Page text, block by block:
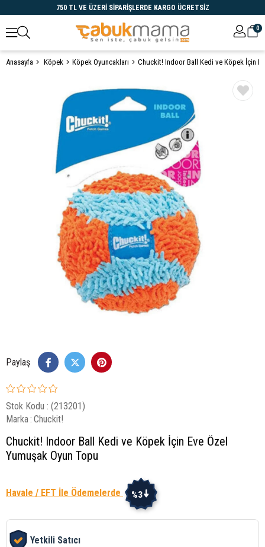
750 TL VE ÜZERİ SİPARİŞLERDE KARGO ÜCRETSİZ
0
Anasayfa Köpek Köpek Oyuncakları
Paylaş
Stok Kodu
(213201)
Marka: Chuckit!
Chuckit! Indoor Ball Kedi ve Köpek İçin Eve Özel
Yumuşak Oyun Topu
Havale / EFT İle Ödemelerde %3
Yetkili Satıcı
Öne Çıkanlar